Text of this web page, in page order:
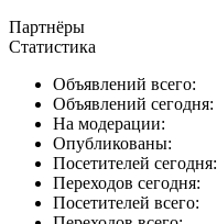
Партнёры
Статистика
Объявлений всего:
Объявлений сегодня:
На модерации:
Опубликованы:
Посетителей сегодня:
Переходов сегодня:
Посетителей всего: